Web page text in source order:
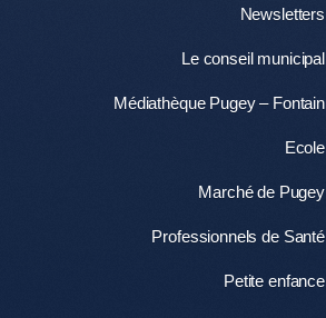
Newsletters
Le conseil municipal
Médiathèque Pugey – Fontain
Ecole
Marché de Pugey
Professionnels de Santé
Petite enfance